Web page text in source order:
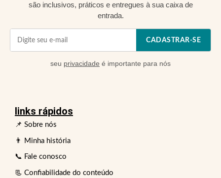
são inclusivos, práticos e entregues à sua caixa de
entrada.
CADASTRAR-SE
seu privacidade é importante para nós
links rápidos
📌 Sobre nós
👨 Minha história
📞 Fale conosco
📃 Confiabilidade do conteúdo